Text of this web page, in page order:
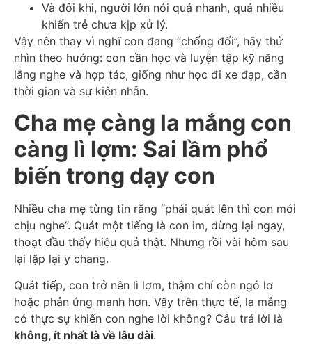
Và đôi khi, người lớn nói quá nhanh, quá nhiều
khiến trẻ chưa kịp xử lý.
Vậy nên thay vì nghĩ con đang “chống đối”, hãy thử
nhìn theo hướng: con cần học và luyện tập kỹ năng
lắng nghe và hợp tác, giống như học đi xe đạp, cần
thời gian và sự kiên nhẫn.
Cha mẹ càng la mắng con
càng lì lợm: Sai lầm phổ
biến trong dạy con
Nhiều cha mẹ từng tin rằng “phải quát lên thì con mới
chịu nghe”. Quát một tiếng là con im, dừng lại ngay,
thoạt đầu thấy hiệu quả thật. Nhưng rồi vài hôm sau
lại lặp lại y chang.
Quát tiếp, con trở nên lì lợm, thậm chí còn ngó lơ
hoặc phản ứng mạnh hơn. Vậy trên thực tế, la mắng
có thực sự khiến con nghe lời không? Câu trả lời là
không, ít nhất là về lâu dài.